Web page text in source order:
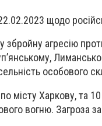
щодо
агресію
особового
місту Харкову, та 10
вогню. Загроза